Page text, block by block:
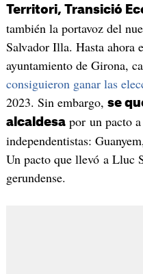
Territori, Transició
también la portavoz del
Salvador Illa. Hasta ahora
ayuntamiento de Girona,
consiguieron ganar las
2023. Sin embargo, se
alcaldesapor un pacto a
independentistas:
Un pacto que llevó a Lluc
gerundense.